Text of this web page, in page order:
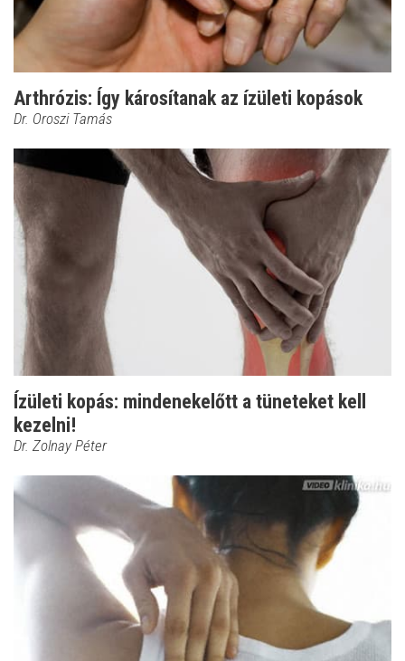
Arthrózis: Így károsítanak az ízületi kopások
Dr. Oroszi Tamás
Ízületi kopás: mindenekelőtt a tüneteket kell
kezelni!
Dr. Zolnay Péter